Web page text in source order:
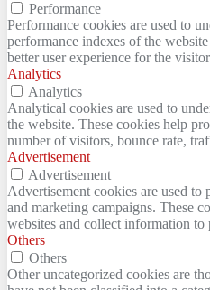
Performance
Performance cookies are used to
performance indexes of the
better user experience for the
Analytics
Analytics
Analytical cookies are used to
the website. These cookies help
number of visitors, bounce rate,
Advertisement
Advertisement
Advertisement cookies are used
and marketing campaigns. These
websites and collect information to
Others
Others
Other uncategorized cookies are